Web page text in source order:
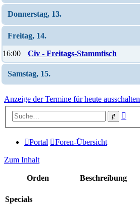
Donnerstag, 13.
Freitag, 14.
16:00 Civ - Freitags-Stammtisch
Samstag, 15.
Anzeige der Termine für heute ausschalten
Suche
Portal Foren-Übersicht
Zum Inhalt
Orden Beschreibung
Specials